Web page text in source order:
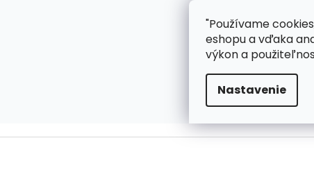
"Používame
eshopu a vďaka
výkon a
Nastavenie
ZÁKAZNÍCKA PODPORA